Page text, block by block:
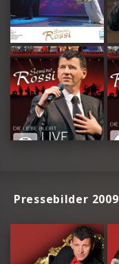
Pressebilder 2009